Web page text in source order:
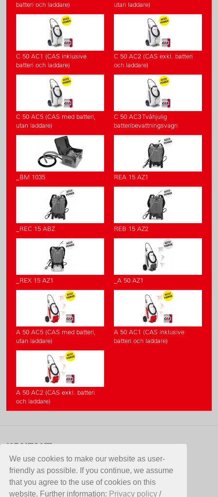
We use cookies to make our website as user-
friendly as possible. If you continue, we assume
that you agree to the use of cookies on this
website. Further information: Privacy policy /
batteri och laddare)
utan laddare)
C 50 AC1 (CAS inklusive
batteri och laddare)
C 50 AC2 (CAS exkl. batteri
och laddare)
C 50 AC5 (CAS med batteri,
utan laddare)
C 50 AC3 Tvåhjulig
batteribevattningsvagn
_BM 1035 REA 15 AZ1
_REC 15 ABZ REB 15 AZ2
_REX 15 AZ1 _A 50 AZ1
A 50 AC5 (CAS med batteri,
utan laddare)
A 50 AC1 (CAS inklusive
batteri och laddare)
A 50 AC2 (CAS exkl. batteri
och laddare)
KONTAKT
Aspergo AB
Hammarvägen 10
387 35 Borgholm